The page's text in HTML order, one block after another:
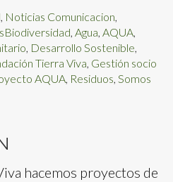
, Noticias Comunicacion,
, Agua, AQUA,
, Desarrollo Sostenible,
Tierra Viva, Gestión socio
AQUA, Residuos, Somos
hacemos proyectos de